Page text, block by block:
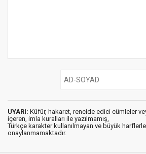
UYARI: Küfür, hakaret, rencide edici cümleler
içeren, imla kuralları ile yazılmamış,
Türkçe karakter kullanılmayan ve büyük
onaylanmamaktadır.